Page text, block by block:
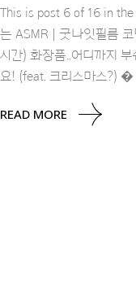
This is post 6 of 16 in the
는 ASMR | 굿나잇필름
시간) 화장품..어디까지
요! (feat. 크리스마스?) �
READ MORE